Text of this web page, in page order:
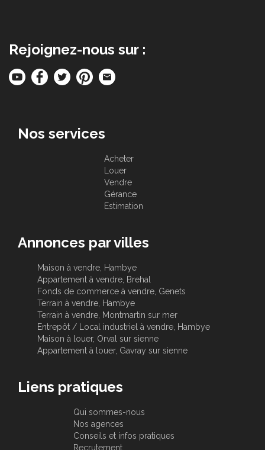
Rejoignez-nous sur :
Nos services
Acheter
Louer
Vendre
Gérance
Estimation
Annonces par villes
Maison à vendre, Hambye
Appartement à vendre, Brehal
Fonds de commerce à vendre, Genets
Terrain à vendre, Hambye
Terrain à vendre, Montmartin sur mer
Entrepôt / Local industriel à vendre, Hambye
Maison à louer, Orval sur sienne
Appartement à louer, Gavray sur sienne
Liens pratiques
Qui sommes-nous
Nos agences
Conseils et infos pratiques
Recrutement